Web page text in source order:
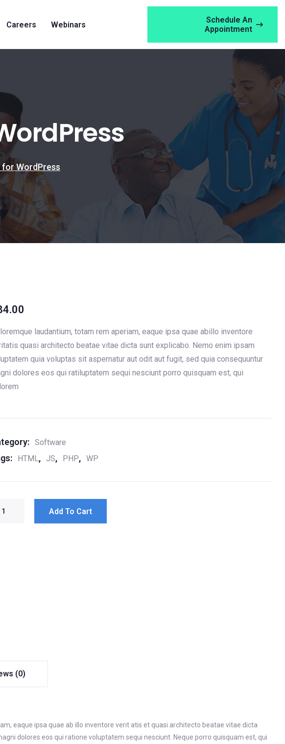
Careers Webinars
Schedule An
Appointment
for WordPress
laudantium, totam rem aperiam, eaque ipsa quae abillo inventore
quasi architecto beatae vitae dicta sunt explicabo. Nemo enim ipsam
quia voluptas sit aspernatur aut odit aut fugit, sed quia consequuntur
dolores eos qui ratiluptatem sequi nesciunt porro quisquam est, qui
Software
HTML, JS, PHP, WP
Add To Cart
(0)
eaque ipsa quae ab illo inventore verit atis et quasi architecto beatae vitae dicta
dolores eos qui ratione voluptatem sequi nesciunt. Neque porro quisquam est, qui